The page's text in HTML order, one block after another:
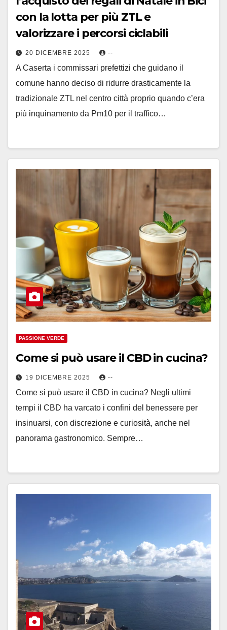
con la lotta per più ZTL e
valorizzare i percorsi ciclabili
20 DICEMBRE 2025 --
A Caserta i commissari prefettizi che guidano il
comune hanno deciso di ridurre drasticamente la
tradizionale ZTL nel centro città proprio quando c’era
più inquinamento da Pm10 per il traffico…
PASSIONE VERDE
Come si può usare il CBD in cucina?
19 DICEMBRE 2025 --
Come si può usare il CBD in cucina? Negli ultimi
tempi il CBD ha varcato i confini del benessere per
insinuarsi, con discrezione e curiosità, anche nel
panorama gastronomico. Sempre…